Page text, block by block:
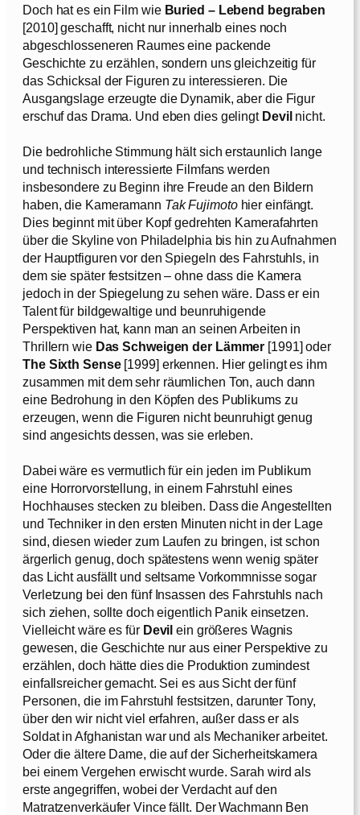
Doch hat es ein Film wie Buried – Lebend begraben
[2010] geschafft, nicht nur innerhalb eines noch
abgeschlosseneren Raumes eine packende
Geschichte zu erzählen, sondern uns gleichzeitig für
das Schicksal der Figuren zu interessieren. Die
Ausgangslage erzeugte die Dynamik, aber die Figur
erschuf das Drama. Und eben dies gelingt Devilnicht.
Die bedrohliche Stimmung hält sich erstaunlich lange
und technisch interessierte Filmfans werden
insbesondere zu Beginn ihre Freude an den Bildern
haben, die Kameramann Tak Fujimotohier einfängt.
Dies beginnt mit über Kopf gedrehten Kamerafahrten
über die Skyline von Philadelphia bis hin zu Aufnahmen
der Hauptfiguren vor den Spiegeln des Fahrstuhls, in
dem sie später festsitzen – ohne dass die Kamera
jedoch in der Spiegelung zu sehen wäre. Dass er ein
Talent für bildgewaltige und beunruhigende
Perspektiven hat, kann man an seinen Arbeiten in
Thrillern wie Das Schweigen der Lämmer [1991] oder
The Sixth Sense[1999] erkennen. Hier gelingt es ihm
zusammen mit dem sehr räumlichen Ton, auch dann
eine Bedrohung in den Köpfen des Publikums zu
erzeugen, wenn die Figuren nicht beunruhigt genug
sind angesichts dessen, was sie erleben.
Dabei wäre es vermutlich für ein jeden im Publikum
eine Horrorvorstellung, in einem Fahrstuhl eines
Hochhauses stecken zu bleiben. Dass die Angestellten
und Techniker in den ersten Minuten nicht in der Lage
sind, diesen wieder zum Laufen zu bringen, ist schon
ärgerlich genug, doch spätestens wenn wenig später
das Licht ausfällt und seltsame Vorkommnisse sogar
Verletzung bei den fünf Insassen des Fahrstuhls nach
sich ziehen, sollte doch eigentlich Panik einsetzen.
Vielleicht wäre es für Devil ein größeres Wagnis
gewesen, die Geschichte nur aus einer Perspektive zu
erzählen, doch hätte dies die Produktion zumindest
einfallsreicher gemacht. Sei es aus Sicht der fünf
Personen, die im Fahrstuhl festsitzen, darunter Tony,
über den wir nicht viel erfahren, außer dass er als
Soldat in Afghanistan war und als Mechaniker arbeitet.
Oder die ältere Dame, die auf der Sicherheitskamera
bei einem Vergehen erwischt wurde. Sarah wird als
erste angegriffen, wobei der Verdacht auf den
Matratzenverkäufer Vince fällt. Der Wachmann Ben